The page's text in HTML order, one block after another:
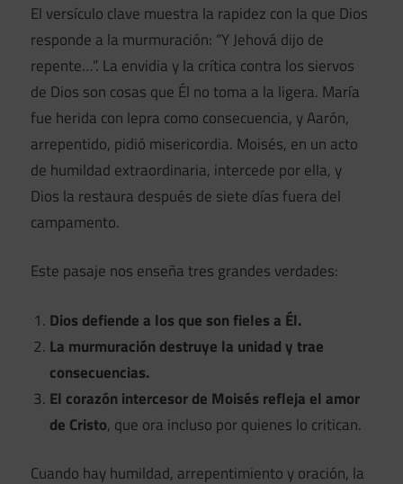
El versículo clave muestra la rapidez con la que Dios
responde a la murmuración: “Y Jehová dijo de
repente…”. La envidia y la crítica contra los siervos
de Dios son cosas que Él no toma a la ligera. María
fue herida con lepra como consecuencia, y Aarón,
arrepentido, pidió misericordia. Moisés, en un acto
de humildad extraordinaria, intercede por ella, y
Dios la restaura después de siete días fuera del
campamento.
Este pasaje nos enseña tres grandes verdades:
Dios defiende a los que son fieles a Él.
La murmuración destruye la unidad y trae
consecuencias.
El corazón intercesor de Moisés refleja el amor
de Cristo, que ora incluso por quienes lo critican.
Cuando hay humildad, arrepentimiento y oración, la